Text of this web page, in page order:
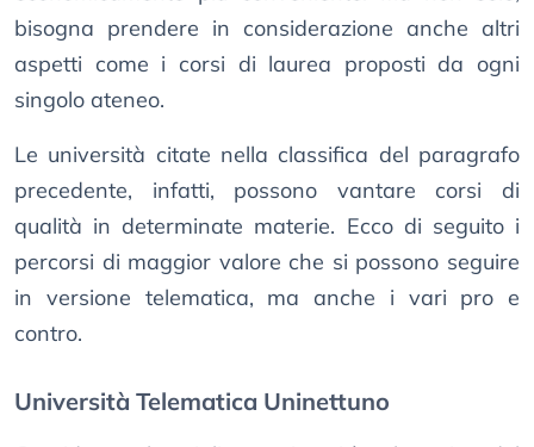
bisogna prendere in considerazione anche altri
aspetti come i corsi di laurea proposti da ogni
singolo ateneo.
Le università citate nella classifica del paragrafo
precedente, infatti, possono vantare corsi di
qualità in determinate materie. Ecco di seguito i
percorsi di maggior valore che si possono seguire
in versione telematica, ma anche i vari pro e
contro.
Università Telematica Uninettuno